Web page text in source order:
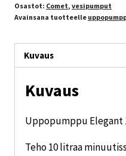
Osastot: Comet, vesipumput
Avainsana tuotteelle
Kuvaus
Kuvaus
Uppopumppu Elegant
Teho 10 litraa